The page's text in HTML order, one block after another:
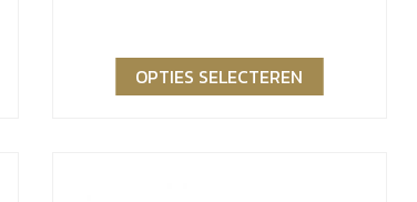
OPTIES SELECTEREN